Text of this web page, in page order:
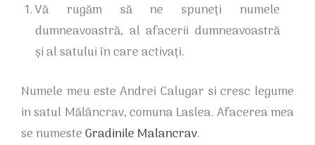
Vă rugăm să ne spuneți numele
dumneavoastră, al afacerii dumneavoastră
și al satului în care activați.
Numele meu este Andrei Calugar si cresc legume
in satul Mălâncrav, comuna Laslea. Afacerea mea
se numesteGradinile Malancrav.